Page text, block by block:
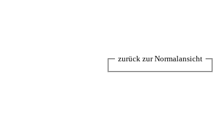
zurück zur Normalansicht